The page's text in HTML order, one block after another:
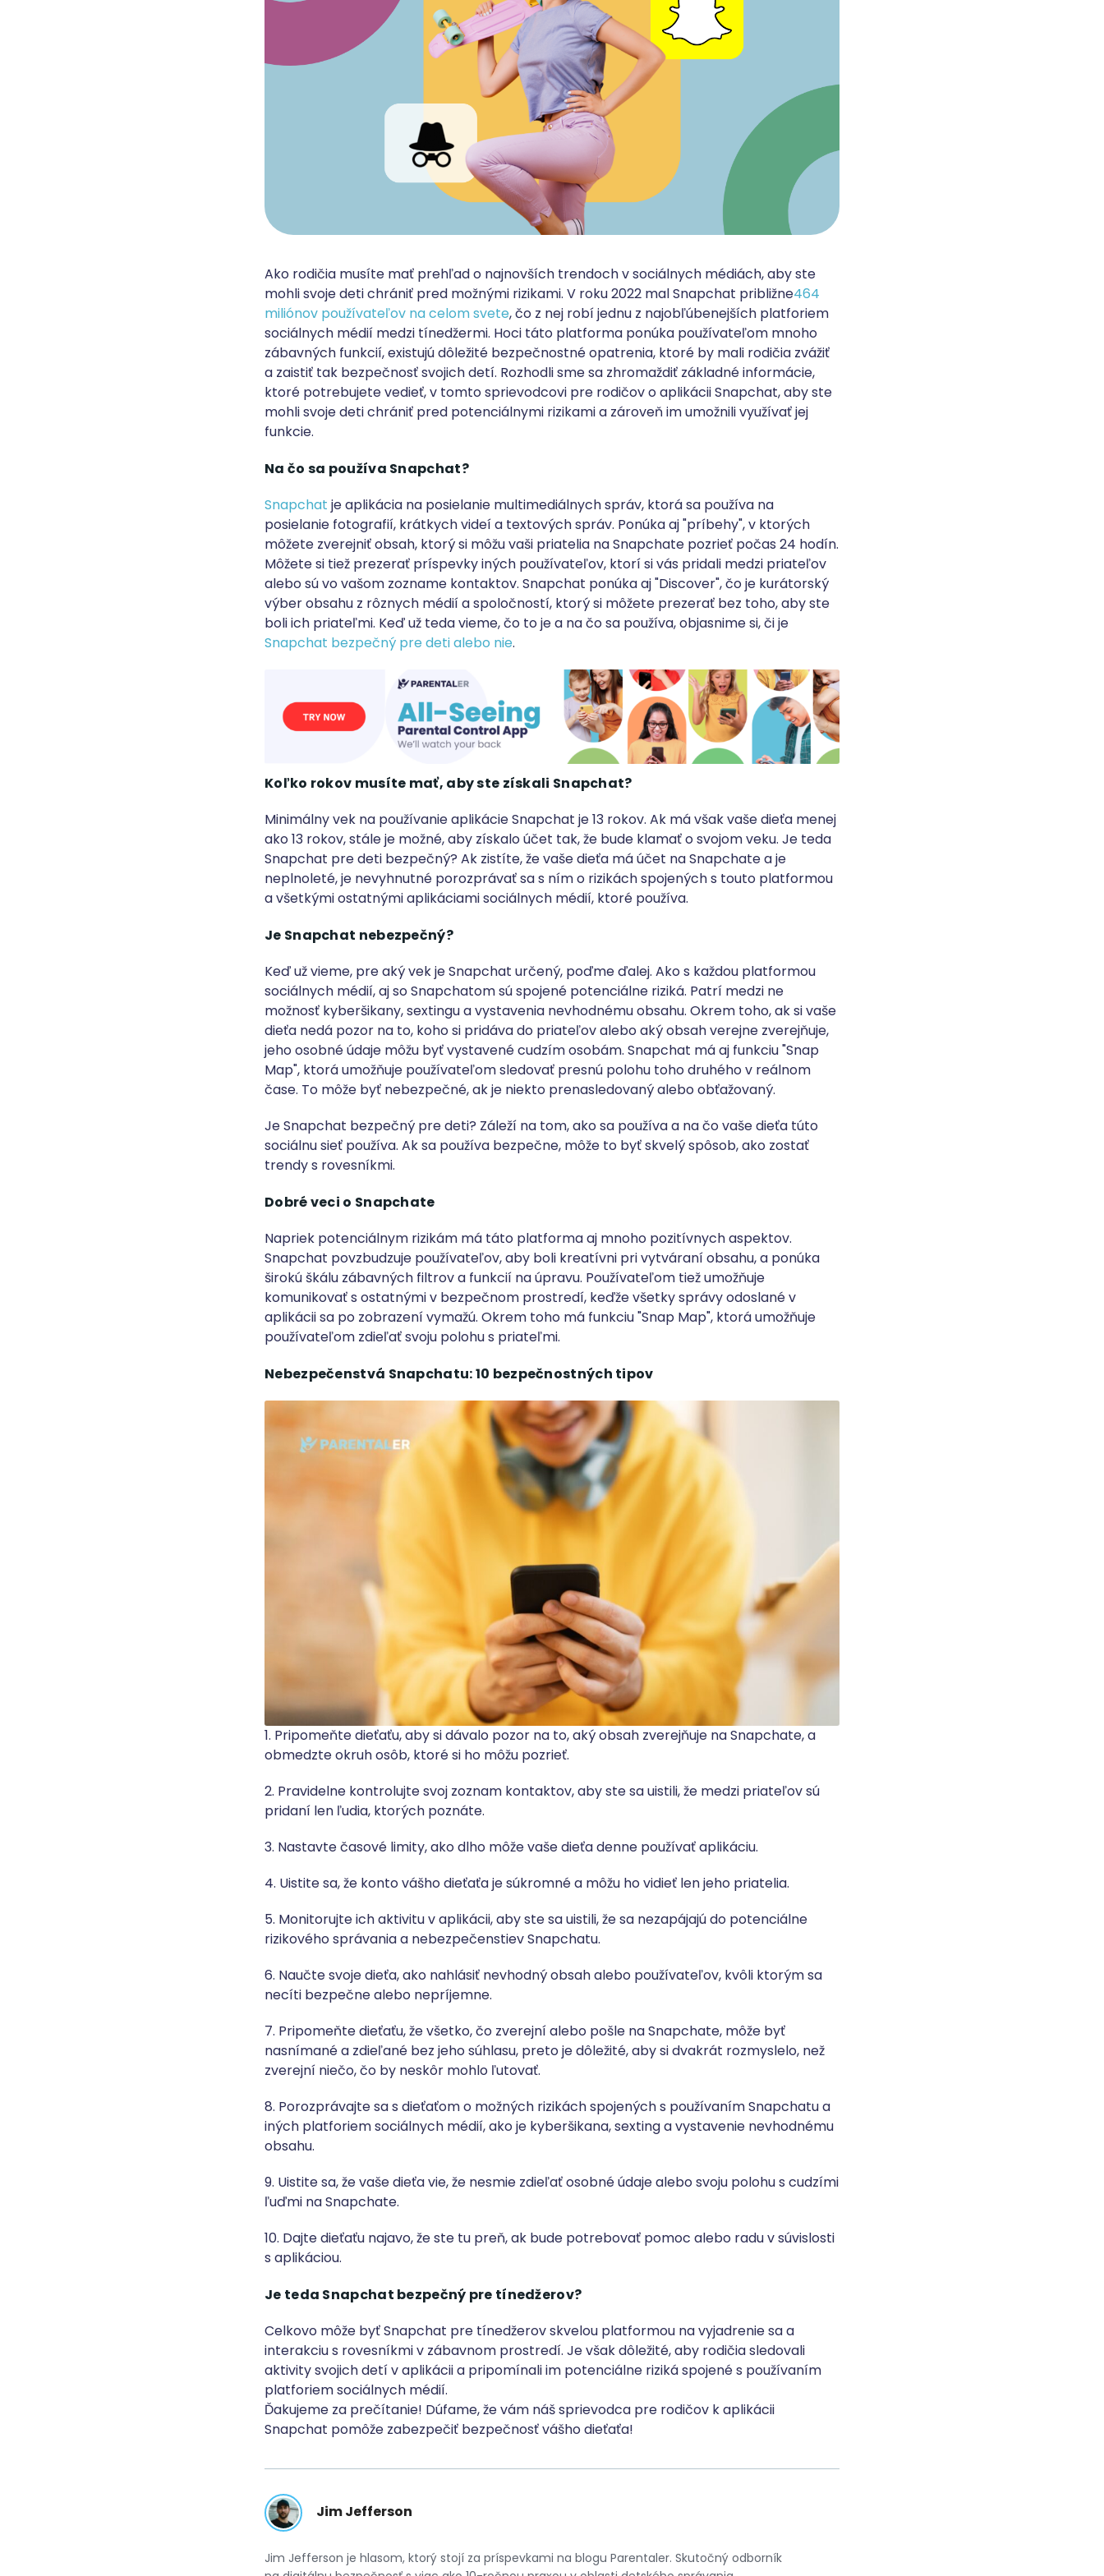
Ako rodičia musíte mať prehľad o najnovších trendoch v sociálnych médiách, aby ste
mohli svoje deti chrániť pred možnými rizikami. V roku 2022 mal Snapchat približne464
miliónov používateľov na celom svete, čo z nej robí jednu z najobľúbenejších platforiem
sociálnych médií medzi tínedžermi. Hoci táto platforma ponúka používateľom mnoho
zábavných funkcií, existujú dôležité bezpečnostné opatrenia, ktoré by mali rodičia zvážiť
a zaistiť tak bezpečnosť svojich detí. Rozhodli sme sa zhromaždiť základné informácie,
ktoré potrebujete vedieť, v tomto sprievodcovi pre rodičov o aplikácii Snapchat, aby ste
mohli svoje deti chrániť pred potenciálnymi rizikami a zároveň im umožnili využívať jej
funkcie.
Na čo sa používa Snapchat?
Snapchat je aplikácia na posielanie multimediálnych správ, ktorá sa používa na
posielanie fotografií, krátkych videí a textových správ. Ponúka aj "príbehy", v ktorých
môžete zverejniť obsah, ktorý si môžu vaši priatelia na Snapchate pozrieť počas 24 hodín.
Môžete si tiež prezerať príspevky iných používateľov, ktorí si vás pridali medzi priateľov
alebo sú vo vašom zozname kontaktov. Snapchat ponúka aj "Discover", čo je kurátorský
výber obsahu z rôznych médií a spoločností, ktorý si môžete prezerať bez toho, aby ste
boli ich priateľmi. Keď už teda vieme, čo to je a na čo sa používa, objasnime si, či je
Snapchat bezpečný pre deti alebo nie.
Koľko rokov musíte mať, aby ste získali Snapchat?
Minimálny vek na používanie aplikácie Snapchat je 13 rokov. Ak má však vaše dieťa menej
ako 13 rokov, stále je možné, aby získalo účet tak, že bude klamať o svojom veku. Je teda
Snapchat pre deti bezpečný? Ak zistíte, že vaše dieťa má účet na Snapchate a je
neplnoleté, je nevyhnutné porozprávať sa s ním o rizikách spojených s touto platformou
a všetkými ostatnými aplikáciami sociálnych médií, ktoré používa.
Je Snapchat nebezpečný?
Keď už vieme, pre aký vek je Snapchat určený, poďme ďalej. Ako s každou platformou
sociálnych médií, aj so Snapchatom sú spojené potenciálne riziká. Patrí medzi ne
možnosť kyberšikany, sextingu a vystavenia nevhodnému obsahu. Okrem toho, ak si vaše
dieťa nedá pozor na to, koho si pridáva do priateľov alebo aký obsah verejne zverejňuje,
jeho osobné údaje môžu byť vystavené cudzím osobám. Snapchat má aj funkciu "Snap
Map", ktorá umožňuje používateľom sledovať presnú polohu toho druhého v reálnom
čase. To môže byť nebezpečné, ak je niekto prenasledovaný alebo obťažovaný.
Je Snapchat bezpečný pre deti? Záleží na tom, ako sa používa a na čo vaše dieťa túto
sociálnu sieť používa. Ak sa používa bezpečne, môže to byť skvelý spôsob, ako zostať
trendy s rovesníkmi.
Dobré veci o Snapchate
Napriek potenciálnym rizikám má táto platforma aj mnoho pozitívnych aspektov.
Snapchat povzbudzuje používateľov, aby boli kreatívni pri vytváraní obsahu, a ponúka
širokú škálu zábavných filtrov a funkcií na úpravu. Používateľom tiež umožňuje
komunikovať s ostatnými v bezpečnom prostredí, keďže všetky správy odoslané v
aplikácii sa po zobrazení vymažú. Okrem toho má funkciu "Snap Map", ktorá umožňuje
používateľom zdieľať svoju polohu s priateľmi.
Nebezpečenstvá Snapchatu: 10 bezpečnostných tipov
1. Pripomeňte dieťaťu, aby si dávalo pozor na to, aký obsah zverejňuje na Snapchate, a
obmedzte okruh osôb, ktoré si ho môžu pozrieť.
2. Pravidelne kontrolujte svoj zoznam kontaktov, aby ste sa uistili, že medzi priateľov sú
pridaní len ľudia, ktorých poznáte.
3. Nastavte časové limity, ako dlho môže vaše dieťa denne používať aplikáciu.
4. Uistite sa, že konto vášho dieťaťa je súkromné a môžu ho vidieť len jeho priatelia.
5. Monitorujte ich aktivitu v aplikácii, aby ste sa uistili, že sa nezapájajú do potenciálne
rizikového správania a nebezpečenstiev Snapchatu.
6. Naučte svoje dieťa, ako nahlásiť nevhodný obsah alebo používateľov, kvôli ktorým sa
necíti bezpečne alebo nepríjemne.
7. Pripomeňte dieťaťu, že všetko, čo zverejní alebo pošle na Snapchate, môže byť
nasnímané a zdieľané bez jeho súhlasu, preto je dôležité, aby si dvakrát rozmyslelo, než
zverejní niečo, čo by neskôr mohlo ľutovať.
8. Porozprávajte sa s dieťaťom o možných rizikách spojených s používaním Snapchatu a
iných platforiem sociálnych médií, ako je kyberšikana, sexting a vystavenie nevhodnému
obsahu.
9. Uistite sa, že vaše dieťa vie, že nesmie zdieľať osobné údaje alebo svoju polohu s cudzími
ľuďmi na Snapchate.
10. Dajte dieťaťu najavo, že ste tu preň, ak bude potrebovať pomoc alebo radu v súvislosti
s aplikáciou.
Je teda Snapchat bezpečný pre tínedžerov?
Celkovo môže byť Snapchat pre tínedžerov skvelou platformou na vyjadrenie sa a
interakciu s rovesníkmi v zábavnom prostredí. Je však dôležité, aby rodičia sledovali
aktivity svojich detí v aplikácii a pripomínali im potenciálne riziká spojené s používaním
platforiem sociálnych médií.
Ďakujeme za prečítanie! Dúfame, že vám náš sprievodca pre rodičov k aplikácii
Snapchat pomôže zabezpečiť bezpečnosť vášho dieťaťa!
Jim Jefferson
Jim Jefferson je hlasom, ktorý stojí za príspevkami na blogu Parentaler. Skutočný odborník